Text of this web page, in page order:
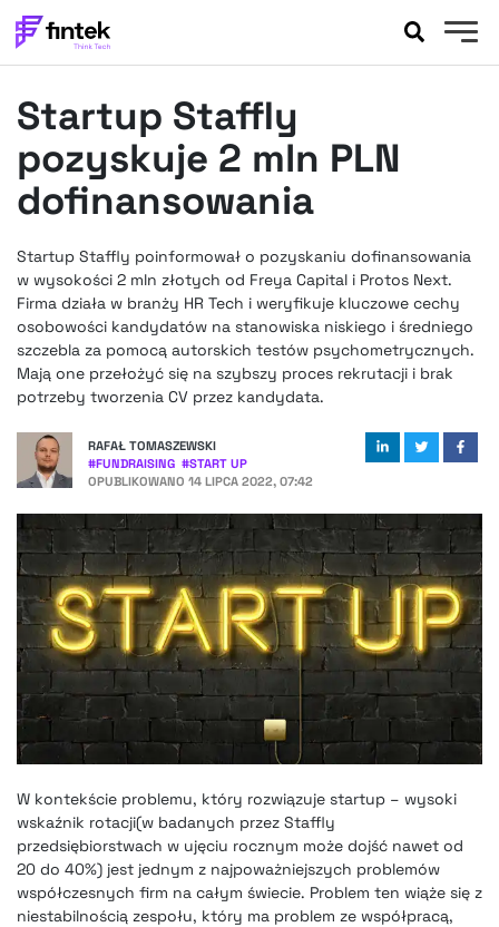
BANKOWOŚĆ
FELIETONY
WYWIADY
PODCASTY
FINTEKEXTRA
OKIEM EKSPERTA
Startup Staffly
pozyskuje 2 mln PLN
dofinansowania
Startup Staffly poinformował o pozyskaniu dofinansowania
w wysokości 2 mln złotych od Freya Capital i Protos Next.
Firma działa w branży HR Tech i weryfikuje kluczowe cechy
osobowości kandydatów na stanowiska niskiego i średniego
szczebla za pomocą autorskich testów psychometrycznych.
Mają one przełożyć się na szybszy proces rekrutacji i brak
potrzeby tworzenia CV przez kandydata.
RAFAŁ TOMASZEWSKI
#FUNDRAISING #START UP
OPUBLIKOWANO 14 LIPCA 2022, 07:42
W kontekście problemu, który rozwiązuje startup – wysoki
wskaźnik rotacji(w badanych przez Staffly
przedsiębiorstwach w ujęciu rocznym może dojść nawet od
20 do 40%) jest jednym z najpoważniejszych problemów
współczesnych firm na całym świecie. Problem ten wiąże się z
niestabilnością zespołu, który ma problem ze współpracą,